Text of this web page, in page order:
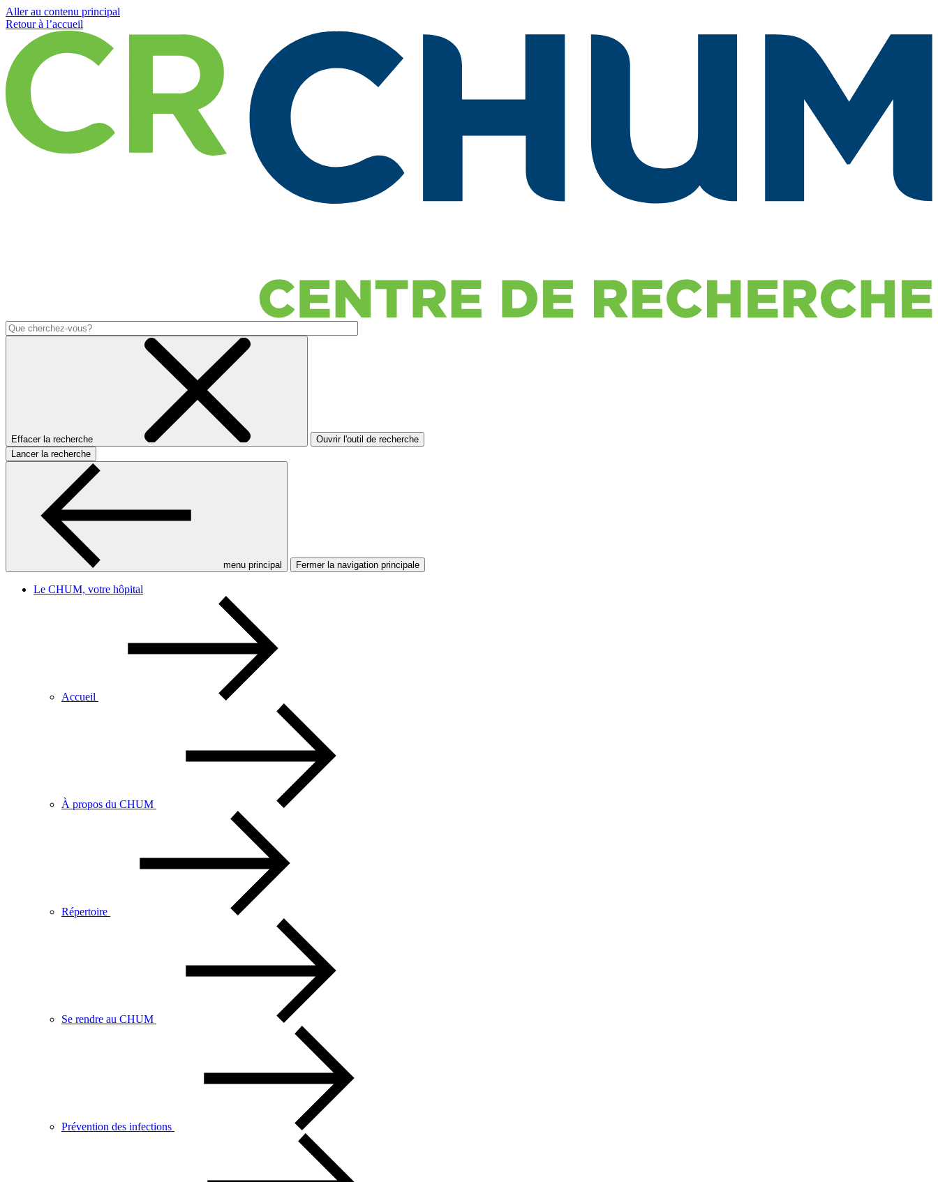
Aller au contenu principal
Retour à l’accueil
Effacer la recherche
Ouvrir l'outil de recherche
Lancer la recherche
menu principal Fermer la navigation principale
Le CHUM, votre hôpital
Accueil
À propos du CHUM
Répertoire
Se rendre au CHUM
Prévention des infections